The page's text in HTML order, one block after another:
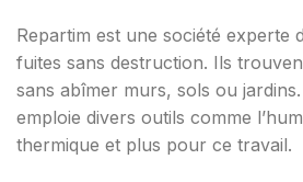
Repartim est une société experte
fuites sans destruction. Ils
sans abîmer murs, sols ou
emploie divers outils comme
thermique et plus pour ce travail.